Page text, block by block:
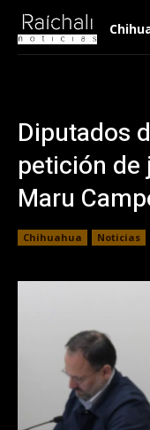
Diputados
petición
Maru
Chihuahua Noticias